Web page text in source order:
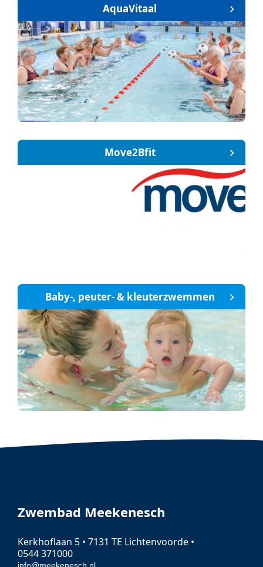
AquaVitaal
Move2Bfit
Baby-, peuter- & kleuterzwemmen
Zwembad Meekenesch
Kerkhoflaan 5 • 7131 TE Lichtenvoorde •
0544 371000
info@meekenesch.nl